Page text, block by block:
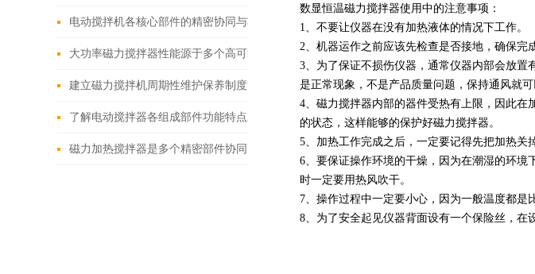
电动搅拌机各核心部件的精密协同与功能优化分享
大功率磁力搅拌器性能源于多个高可靠性功能模块的精密协同
建立磁力搅拌机周期性维护保养制度的重要性分享
了解电动搅拌器各组成部件功能特点才能更好的使用它
磁力加热搅拌器是多个精密部件协同配合的智慧结晶
数显恒温磁力搅拌器使用中的注意事项：
1、不要让仪器在没有加热液体的情况下工作。
2、机器运作之前应该先检查是否接地，确保完
3、为了保证不损伤仪器，通常仪器内部会放
是正常现象，不是产品质量问题，保持通风就可
4、磁力搅拌器内部的器件受热有上限，因此
的状态，这样能够的保护好磁力搅拌器。
5、加热工作完成之后，一定要记得先把加热关
6、要保证操作环境的干燥，因为在潮湿的环
时一定要用热风吹干。
7、操作过程中一定要小心，因为一般温度都是
8、为了安全起见仪器背面设有一个保险丝，在